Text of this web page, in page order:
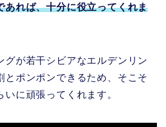
あれば、十分に役立ってくれま
グが若干シビアなエルデンリン
とポンポンできるため、そこそ
に頑張ってくれます。